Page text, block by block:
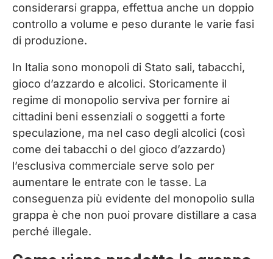
considerarsi grappa, effettua anche un doppio
controllo a volume e peso durante le varie fasi
di produzione.
In Italia sono monopoli di Stato sali, tabacchi,
gioco d’azzardo e alcolici. Storicamente il
regime di monopolio serviva per fornire ai
cittadini beni essenziali o soggetti a forte
speculazione, ma nel caso degli alcolici (così
come dei tabacchi o del gioco d’azzardo)
l’esclusiva commerciale serve solo per
aumentare le entrate con le tasse. La
conseguenza più evidente del monopolio sulla
grappa è che non puoi provare distillare a casa
perché illegale.